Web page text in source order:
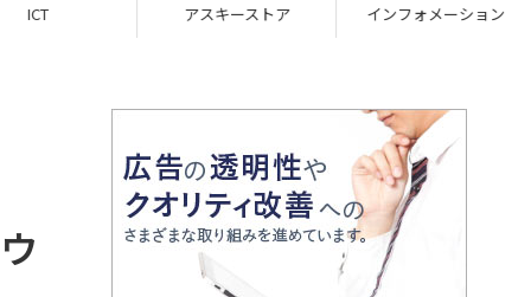
ICT アスキーストア インフォメーション